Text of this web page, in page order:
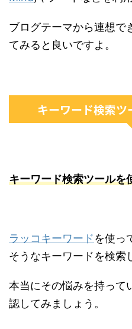
ブログテーマから連想で
てみると良いですよ。
キーワード検索ツ
キーワード検索ツールを
ラッコキーワードを使っ
そうなキーワードを検索
本当にその悩みを持って
認してみましょう。